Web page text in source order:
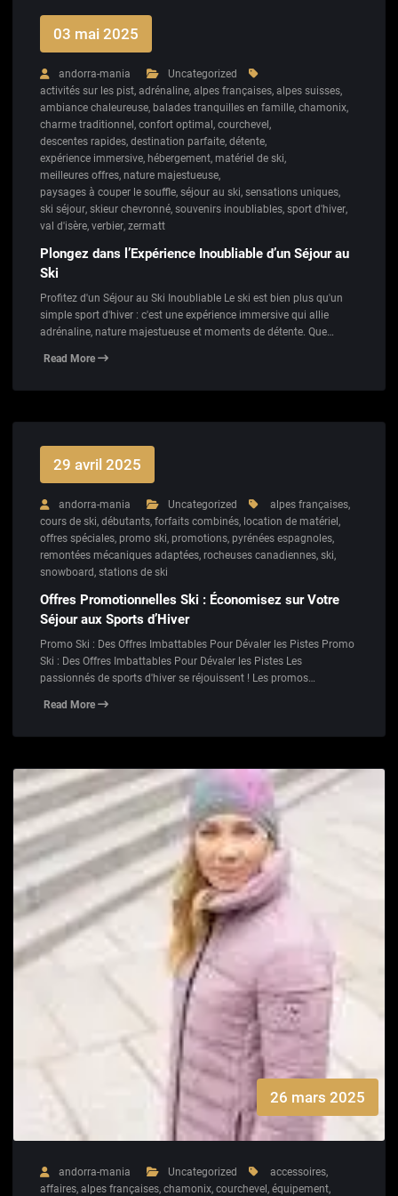
03 mai 2025
andorra-mania
Uncategorized
activités sur les pist, adrénaline, alpes françaises, alpes suisses,
ambiance chaleureuse, balades tranquilles en famille, chamonix,
charme traditionnel, confort optimal, courchevel,
descentes rapides, destination parfaite, détente,
expérience immersive, hébergement, matériel de ski,
meilleures offres, nature majestueuse,
paysages à couper le souffle, séjour au ski, sensations uniques,
ski séjour, skieur chevronné, souvenirs inoubliables, sport d'hiver,
val d'isère, verbier, zermatt
Plongez dans l’Expérience Inoubliable d’un Séjour au
Ski
Profitez d'un Séjour au Ski Inoubliable Le ski est bien plus qu'un
simple sport d'hiver : c'est une expérience immersive qui allie
adrénaline, nature majestueuse et moments de détente. Que…
Read More
29 avril 2025
andorra-mania Uncategorized alpes françaises,
cours de ski, débutants, forfaits combinés, location de matériel,
offres spéciales, promo ski, promotions, pyrénées espagnoles,
remontées mécaniques adaptées, rocheuses canadiennes, ski,
snowboard, stations de ski
Offres Promotionnelles Ski : Économisez sur Votre
Séjour aux Sports d’Hiver
Promo Ski : Des Offres Imbattables Pour Dévaler les Pistes Promo
Ski : Des Offres Imbattables Pour Dévaler les Pistes Les
passionnés de sports d'hiver se réjouissent ! Les promos…
Read More
26 mars 2025
andorra-mania Uncategorized accessoires,
affaires, alpes françaises, chamonix, courchevel, équipement,